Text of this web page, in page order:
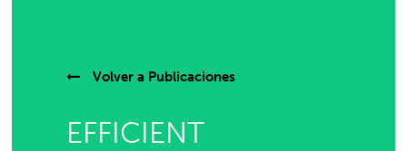
Volver a Publicaciones
EFFICIENT